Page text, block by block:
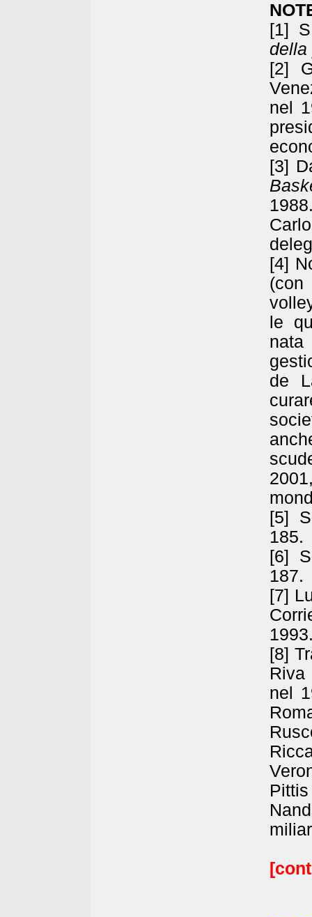
[1]
della
[2]
nel
[3]
[4]
le
de
[5]
185.
[6]
187.
[7]
[8]
nel